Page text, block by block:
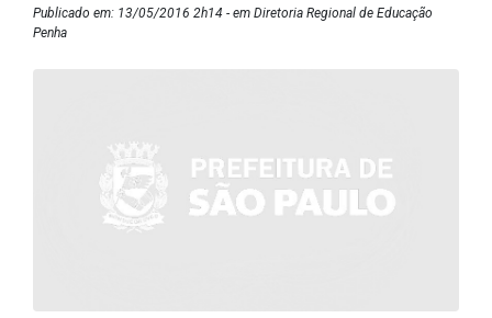
Publicado em: 13/05/2016 2h14 - em Diretoria Regional de Educação
Penha